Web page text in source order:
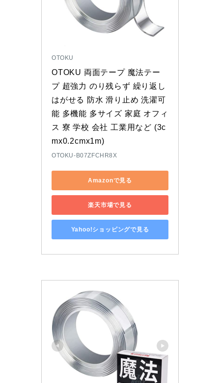
OTOKU
OTOKU 両面テープ 魔法テー
プ 超強力 のり残らず 繰り返し
はがせる 防水 滑り止め 洗濯可
能 多機能 多サイズ 家庭 オフィ
ス 寮 学校 会社 工業用など (3c
mx0.2cmx1m)
OTOKU-B07ZFCHR8X
Amazonで見る
楽天市場で見る
Yahoo!ショッピングで見る